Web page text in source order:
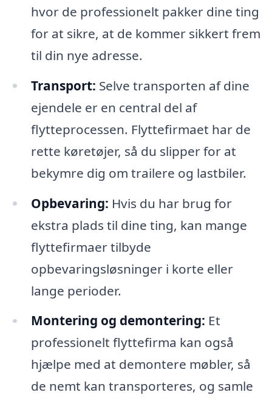
hvor de professionelt pakker dine ting
for at sikre, at de kommer sikkert frem
til din nye adresse.
Transport: Selve transporten af dine
ejendele er en central del af
flytteprocessen. Flyttefirmaet har de
rette køretøjer, så du slipper for at
bekymre dig om trailere og lastbiler.
Opbevaring: Hvis du har brug for
ekstra plads til dine ting, kan mange
flyttefirmaer tilbyde
opbevaringsløsninger i korte eller
lange perioder.
Montering og demontering: Et
professionelt flyttefirma kan også
hjælpe med at demontere møbler, så
de nemt kan transporteres, og samle